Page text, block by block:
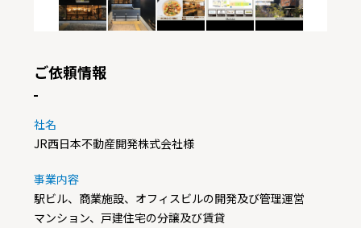
ご依頼情報
社名
JR西日本不動産開発株式会社様
事業内容
駅ビル、商業施設、オフィスビルの開発及び管理運営
マンション、戸建住宅の分譲及び賃貸